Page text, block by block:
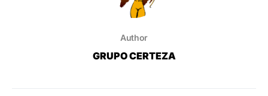
Author
GRUPO CERTEZA